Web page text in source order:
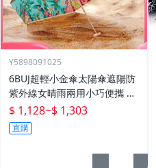
Y5898091025
6BUJ超輕小金傘太陽傘遮陽防
紫外線女晴雨兩用小巧便攜 五
折傘
$ 1,128~$ 1,303
直購